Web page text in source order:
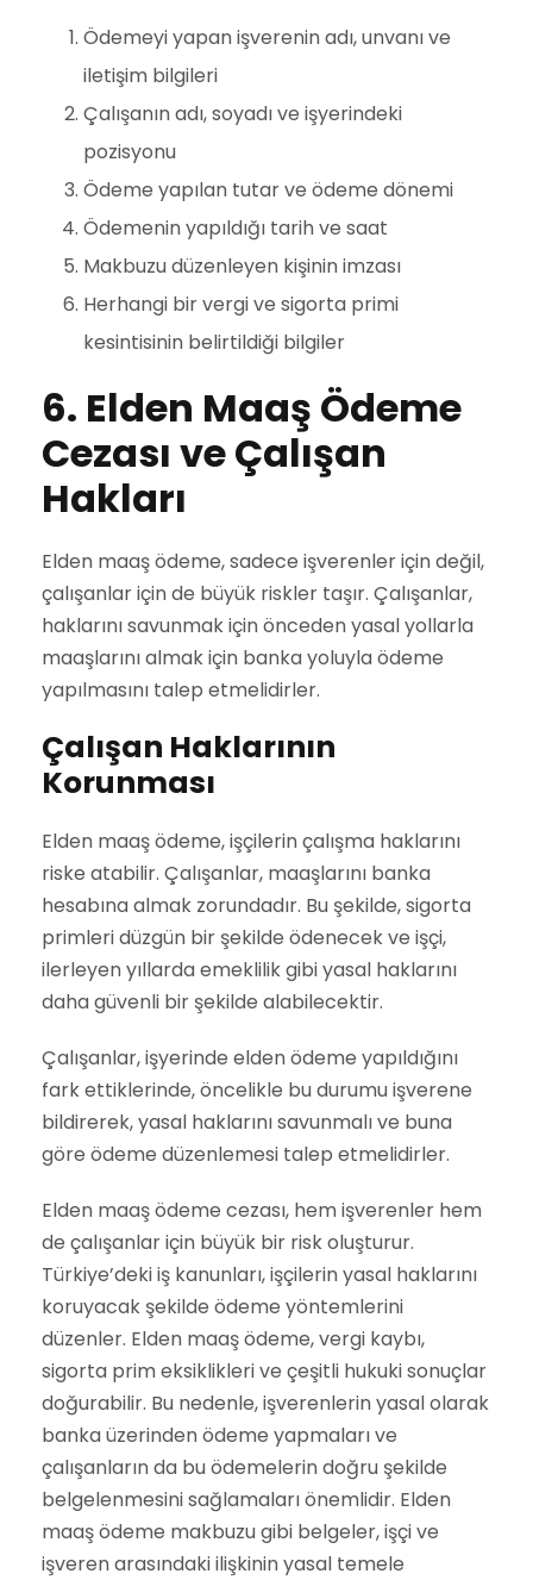
Ödemeyi yapan işverenin adı, unvanı ve
iletişim bilgileri
Çalışanın adı, soyadı ve işyerindeki
pozisyonu
Ödeme yapılan tutar ve ödeme dönemi
Ödemenin yapıldığı tarih ve saat
Makbuzu düzenleyen kişinin imzası
Herhangi bir vergi ve sigorta primi
kesintisinin belirtildiği bilgiler
6. Elden Maaş Ödeme
Cezası ve Çalışan
Hakları
Elden maaş ödeme, sadece işverenler için değil,
çalışanlar için de büyük riskler taşır. Çalışanlar,
haklarını savunmak için önceden yasal yollarla
maaşlarını almak için banka yoluyla ödeme
yapılmasını talep etmelidirler.
Çalışan Haklarının
Korunması
Elden maaş ödeme, işçilerin çalışma haklarını
riske atabilir. Çalışanlar, maaşlarını banka
hesabına almak zorundadır. Bu şekilde, sigorta
primleri düzgün bir şekilde ödenecek ve işçi,
ilerleyen yıllarda emeklilik gibi yasal haklarını
daha güvenli bir şekilde alabilecektir.
Çalışanlar, işyerinde elden ödeme yapıldığını
fark ettiklerinde, öncelikle bu durumu işverene
bildirerek, yasal haklarını savunmalı ve buna
göre ödeme düzenlemesi talep etmelidirler.
Elden maaş ödeme cezası, hem işverenler hem
de çalışanlar için büyük bir risk oluşturur.
Türkiye’deki iş kanunları, işçilerin yasal haklarını
koruyacak şekilde ödeme yöntemlerini
düzenler. Elden maaş ödeme, vergi kaybı,
sigorta prim eksiklikleri ve çeşitli hukuki sonuçlar
doğurabilir. Bu nedenle, işverenlerin yasal olarak
banka üzerinden ödeme yapmaları ve
çalışanların da bu ödemelerin doğru şekilde
belgelenmesini sağlamaları önemlidir. Elden
maaş ödeme makbuzu gibi belgeler, işçi ve
işveren arasındaki ilişkinin yasal temele